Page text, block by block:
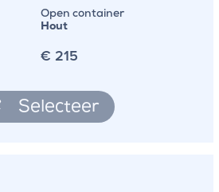
Open container
Hout
€ 215
Selecteer